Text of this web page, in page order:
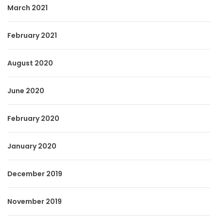
March 2021
February 2021
August 2020
June 2020
February 2020
January 2020
December 2019
November 2019